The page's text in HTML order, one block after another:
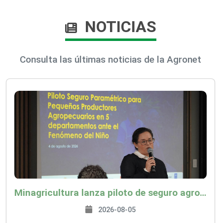
NOTICIAS
Consulta las últimas noticias de la Agronet
Minagricultura lanza piloto de seguro agropecuario por $9.625 millones para proteger a más de 14.000 pequeños productores contra riesgos del Fenómeno de El Niño
2026-08-05